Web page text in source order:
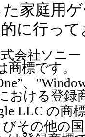
た家庭用
に行っ
式会社ソニ
商標です。
、
おける登録
LLC の商
びその他の